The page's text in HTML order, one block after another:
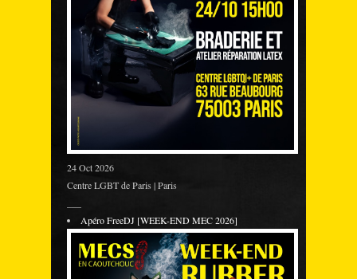
24 Oct 2026
Centre LGBT de Paris | Paris
Apéro FreeDJ [WEEK-END MEC 2026]